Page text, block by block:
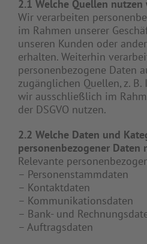
2.1 Welche Quellen nutzen
Wir verarbeiten
im Rahmen unserer
unseren Kunden oder
erhalten. Weiterhin
personenbezogene Daten
zugänglichen Quellen, z.
wir ausschließlich im
der DSGVO nutzen.
2.2 Welche Daten und
personenbezogener Daten
Relevante
– Personenstammdaten
– Kontaktdaten
– Kommunikationsdaten
– Bank- und
– Auftragsdaten